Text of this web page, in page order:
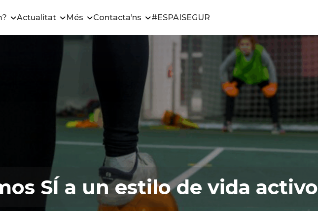
Actualitat Més Contacta’ns #ESPAISEGUR
SÍ a un estilo de vida activo